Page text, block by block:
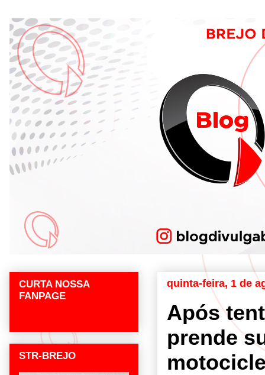
quinta-feira, 1 de
Após
prende
CURTA NOSSA
FANPAGE
STR-BREJO